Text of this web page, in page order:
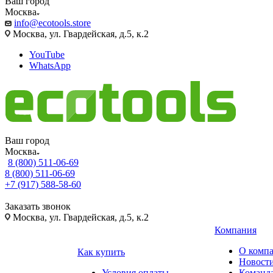
Москва
info@ecotools.store
Москва, ул. Гвардейская, д.5, к.2
YouTube
WhatsApp
Ваш город
Москва
8 (800) 511-06-69
8 (800) 511-06-69
+7 (917) 588-58-60
Заказать звонок
Москва, ул. Гвардейская, д.5, к.2
Как купить
Компания
О